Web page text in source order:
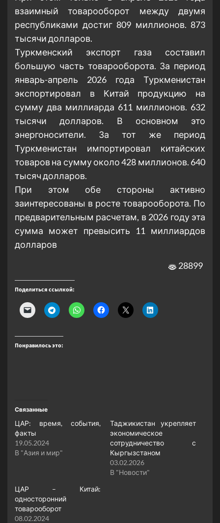
взаимный товарооборот между двумя
республиками достиг 809 миллионов. 873
тысячи долларов.
Туркменский экспорт газа составил
большую часть товарооборота. За период
январь-апрель 2026 года Туркменистан
экспортировал в Китай продукцию на
сумму два миллиарда 611 миллионов. 632
тысячи долларов. В основном это
энергоносители. За тот же период
Туркменистан импортировал китайских
товаров на сумму около 428 миллионов. 640
тысяч долларов.
При этом обе стороны активно
заинтересованы в росте товарооборота. По
предварительным расчетам, в 2026 году эта
сумма может превысить 11 миллиардов
долларов
28899
Поделиться ссылкой:
Понравилось это:
Связанные
ЦАР: время, события,
факты
19.05.2024
В "Азия и мир"
Таджикистан укрепляет
экономическое
сотрудничество с
Кыргызстаном
03.02.2026
В "Новости"
ЦАР – Китай:
односторонний
товарооборот
08.02.2024